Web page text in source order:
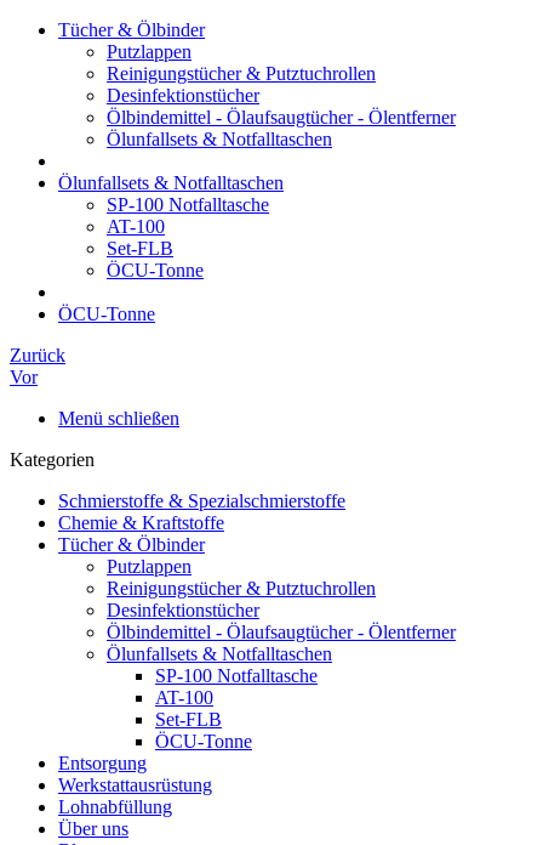
Tücher & Ölbinder
Putzlappen
Reinigungstücher & Putztuchrollen
Desinfektionstücher
Ölbindemittel - Ölaufsaugtücher - Ölentferner
Ölunfallsets & Notfalltaschen
Ölunfallsets & Notfalltaschen
SP-100 Notfalltasche
AT-100
Set-FLB
ÖCU-Tonne
ÖCU-Tonne
Zurück
Vor
Menü schließen
Kategorien
Schmierstoffe & Spezialschmierstoffe
Chemie & Kraftstoffe
Tücher & Ölbinder
Putzlappen
Reinigungstücher & Putztuchrollen
Desinfektionstücher
Ölbindemittel - Ölaufsaugtücher - Ölentferner
Ölunfallsets & Notfalltaschen
SP-100 Notfalltasche
AT-100
Set-FLB
ÖCU-Tonne
Entsorgung
Werkstattausrüstung
Lohnabfüllung
Über uns